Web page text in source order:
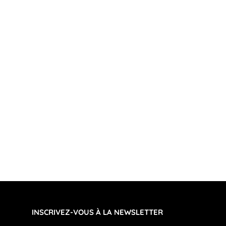
INSCRIVEZ-VOUS À LA NEWSLETTER